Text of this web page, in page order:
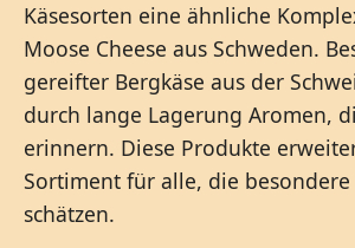
Käsesorten eine ähnliche
Moose Cheese aus Schweden.
gereifter Bergkäse aus der
durch lange Lagerung Aromen,
erinnern. Diese Produkte
Sortiment für alle, die besondere
schätzen.